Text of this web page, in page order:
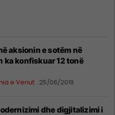
aksionin e sotëm në
ka konfiskuar 12 tonë
e Veriut 25/06/2019
dhe digjitalizimi i